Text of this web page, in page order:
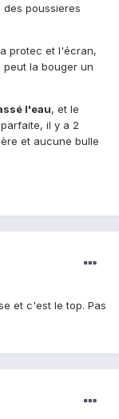
des poussieres
protec et l'écran,
la bouger un
l'eau, et le
il y a 2
et aucune bulle
et c'est le top. Pas